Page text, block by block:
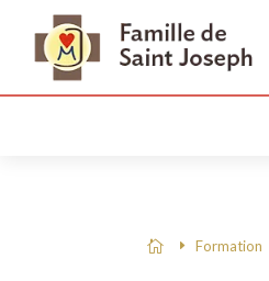
 Formation